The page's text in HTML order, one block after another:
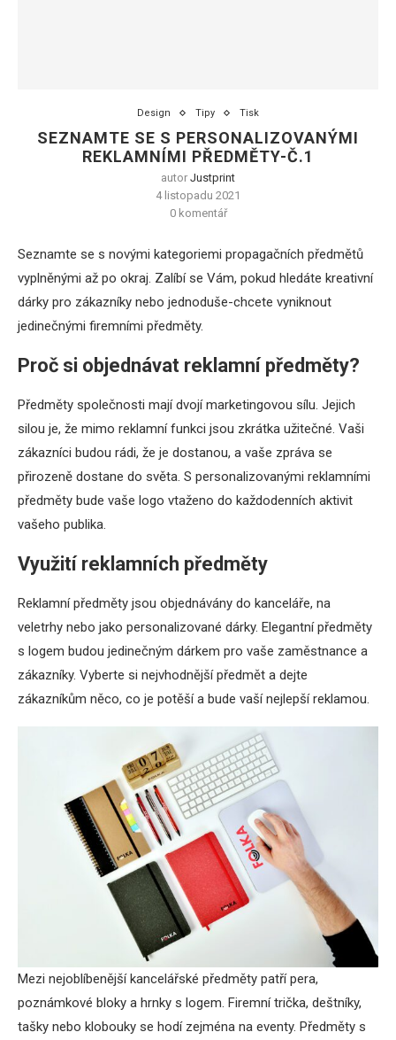
Design Tipy Tisk
SEZNAMTE SE S PERSONALIZOVANÝMI
REKLAMNÍMI PŘEDMĚTY-Č.1
autor Justprint
4 listopadu 2021
0 komentář
Seznamte se s novými kategoriemi propagačních předmětů
vyplněnými až po okraj. Zalíbí se Vám, pokud hledáte kreativní
dárky pro zákazníky nebo jednoduše-chcete vyniknout
jedinečnými firemními předměty.
Proč si objednávat reklamní předměty?
Předměty společnosti mají dvojí marketingovou sílu. Jejich
silou je, že mimo reklamní funkci jsou zkrátka užitečné. Vaši
zákazníci budou rádi, že je dostanou, a vaše zpráva se
přirozeně dostane do světa. S personalizovanými reklamními
předměty bude vaše logo vtaženo do každodenních aktivit
vašeho publika.
Využití reklamních předměty
Reklamní předměty jsou objednávány do kanceláře, na
veletrhy nebo jako personalizované dárky. Elegantní předměty
s logem budou jedinečným dárkem pro vaše zaměstnance a
zákazníky. Vyberte si nejvhodnější předmět a dejte
zákazníkům něco, co je potěší a bude vaší nejlepší reklamou.
Mezi nejoblíbenější kancelářské předměty patří pera,
poznámkové bloky a hrnky s logem. Firemní trička, deštníky,
tašky nebo klobouky se hodí zejména na eventy. Předměty s